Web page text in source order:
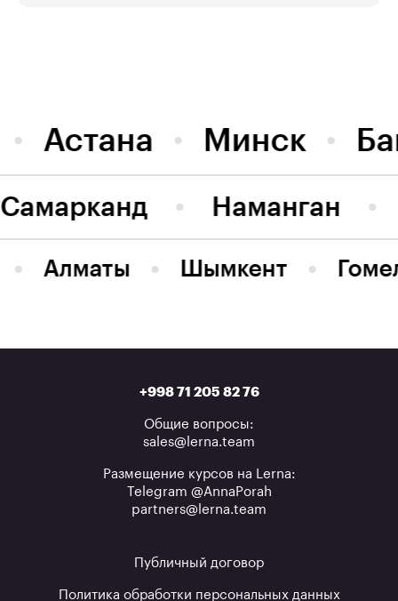
Астана Минск
Наманган
Самарканд
Алматы Шымкент
+998 71 205 82 76
Общие вопросы:
sales@lerna.team
Размещение курсов на Lerna:
Telegram @AnnaPorah
partners@lerna.team
Публичный договор
Политика обработки персональных данных